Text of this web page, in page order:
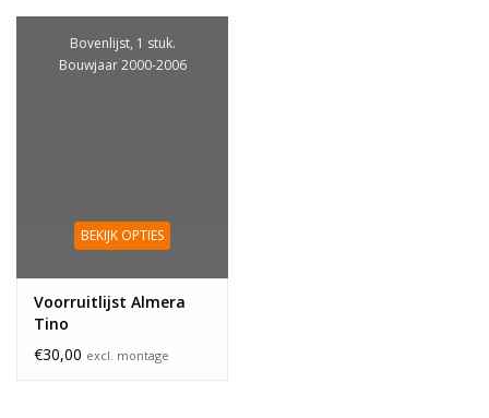
Bovenlijst, 1 stuk.
Bouwjaar 2000-2006
BEKIJK OPTIES
Voorruitlijst Almera
Tino
€30,00 excl. montage